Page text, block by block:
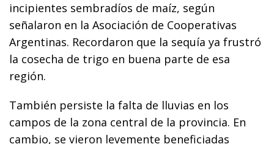
incipientes sembradíos de maíz, según
señalaron en la Asociación de Cooperativas
Argentinas. Recordaron que la sequía ya frustró
la cosecha de trigo en buena parte de esa
región.
También persiste la falta de lluvias en los
campos de la zona central de la provincia. En
cambio, se vieron levemente beneficiadas